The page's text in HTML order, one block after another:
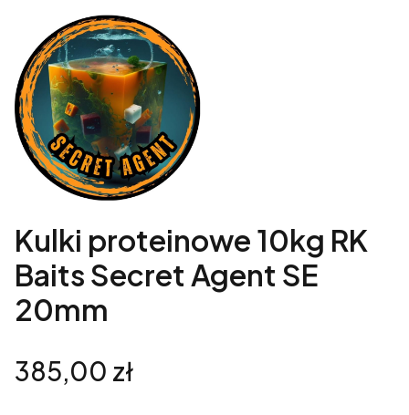
Kulki proteinowe 10kg RK
Baits Secret Agent SE
20mm
Cena
385,00 zł